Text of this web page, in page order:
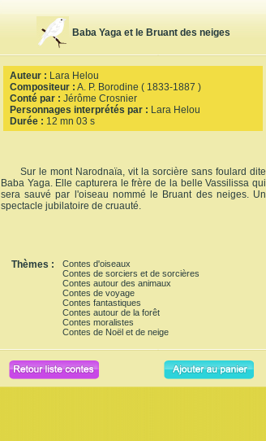
Baba Yaga et le Bruant des neiges
Auteur : Lara Helou
Compositeur : A. P. Borodine ( 1833-1887 )
Conté par : Jérôme Crosnier
Personnages interprétés par : Lara Helou
Durée : 12 mn 03 s
Sur le mont Narodnaïa, vit la sorcière sans foulard dite
Baba Yaga. Elle capturera le frère de la belle Vassilissa qui
sera sauvé par l'oiseau nommé le Bruant des neiges. Un
spectacle jubilatoire de cruauté.
Thèmes :
Contes d'oiseaux
Contes de sorciers et de sorcières
Contes autour des animaux
Contes de voyage
Contes fantastiques
Contes autour de la forêt
Contes moralistes
Contes de Noël et de neige